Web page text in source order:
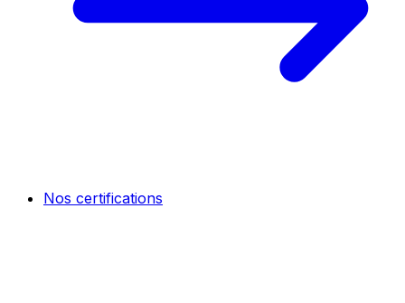
Nos certifications